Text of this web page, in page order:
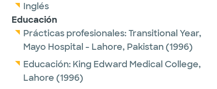
Inglés
Educación
Prácticas profesionales:Transitional Year,
Mayo Hospital - Lahore, Pakistan (1996)
Educación: King Edward Medical College,
Lahore (1996)